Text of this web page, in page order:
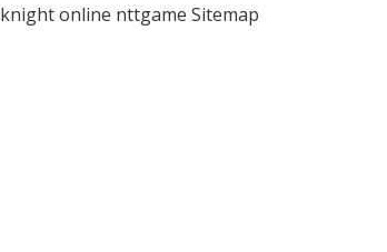
knight online nttgame Sitemap